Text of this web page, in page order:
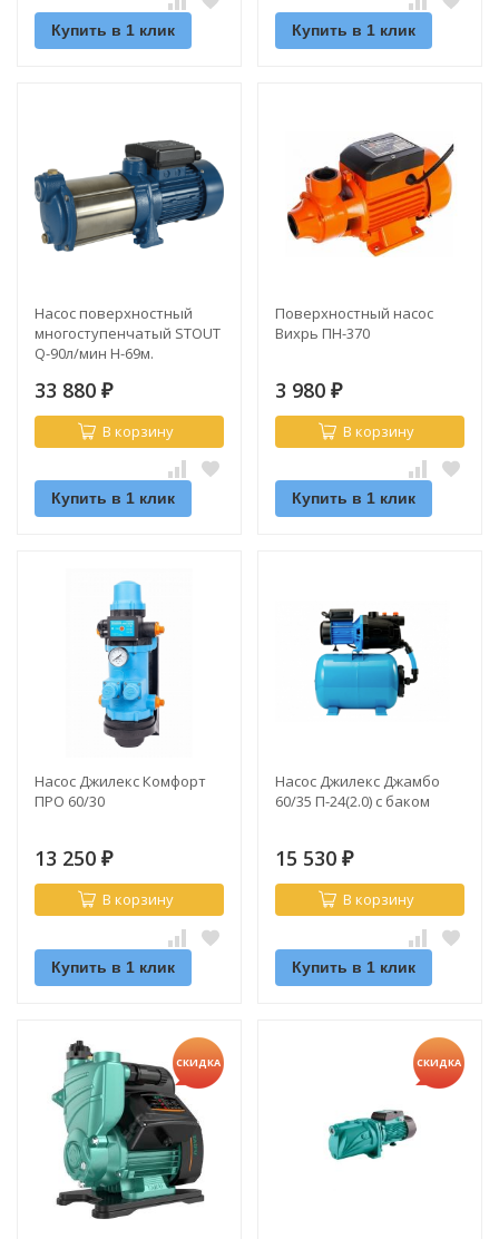
Купить в 1 клик Купить в 1 клик
Насос поверхностный
многоступенчатый STOUT
Q-90л/мин H-69м.
33 880 ₽
В корзину
Купить в 1 клик
Поверхностный насос
Вихрь ПН-370
3 980 ₽
В корзину
Купить в 1 клик
Насос Джилекс Комфорт
ПРО 60/30
13 250 ₽
В корзину
Купить в 1 клик
Насос Джилекс Джамбо
60/35 П-24(2.0) с баком
15 530 ₽
В корзину
Купить в 1 клик
СКИДКА СКИДКА